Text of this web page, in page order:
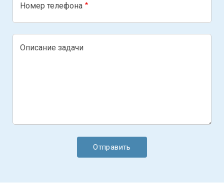
Номер телефона
Описание задачи